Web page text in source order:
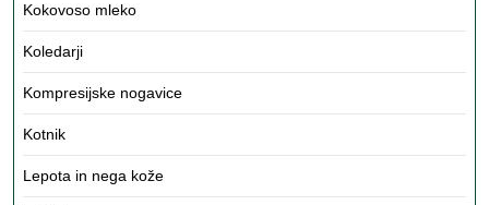
Kokovoso mleko
Koledarji
Kompresijske nogavice
Kotnik
Lepota in nega kože